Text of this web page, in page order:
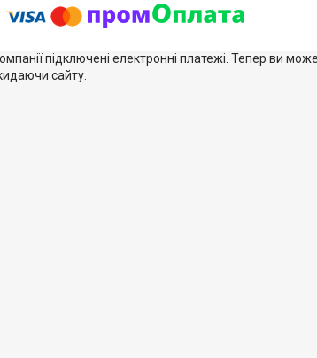
підключені електронні платежі. Тепер ви
сайту.